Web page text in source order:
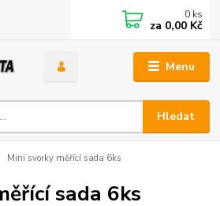
Menu
Hledat
0 ks
za 0,00 Kč
Mini svorky měřící sada 6ks
sada 6ks